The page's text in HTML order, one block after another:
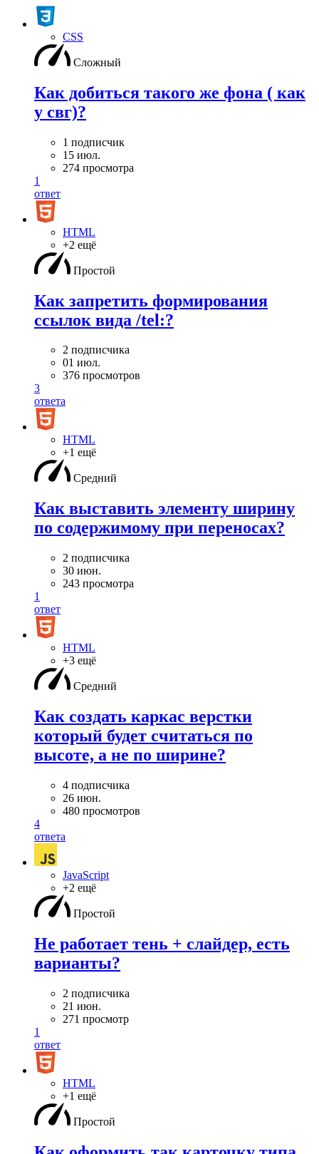
CSS
Сложный
Как добиться такого же фона ( как
у свг)?
1 подписчик
15 июл.
274 просмотра
1
ответ
HTML
+2 ещё
Простой
Как запретить формирования
ссылок вида /tel:?
2 подписчика
01 июл.
376 просмотров
3
ответа
HTML
+1 ещё
Средний
Как выставить элементу ширину
по содержимому при переносах?
2 подписчика
30 июн.
243 просмотра
1
ответ
HTML
+3 ещё
Средний
Как создать каркас верстки
который будет считаться по
высоте, а не по ширине?
4 подписчика
26 июн.
480 просмотров
4
ответа
JavaScript
+2 ещё
Простой
Не работает тень + слайдер, есть
варианты?
2 подписчика
21 июн.
271 просмотр
1
ответ
HTML
+1 ещё
Простой